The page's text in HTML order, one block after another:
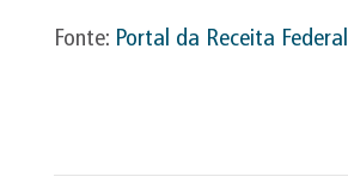
Fonte: Portal da Receita Federal